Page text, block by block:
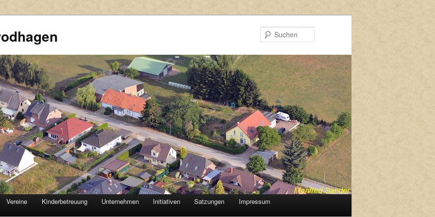
Vereine Kinderbetreuung Unternehmen Initiativen Satzungen Impressum